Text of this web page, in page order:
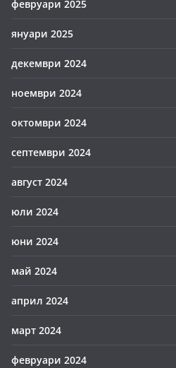
февруари 2025
януари 2025
декември 2024
ноември 2024
октомври 2024
септември 2024
август 2024
юли 2024
юни 2024
май 2024
април 2024
март 2024
февруари 2024